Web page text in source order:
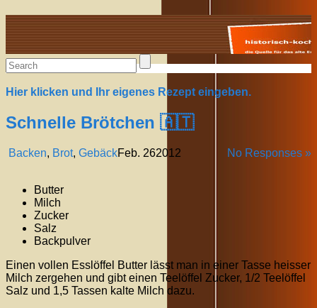
Alte Rezepte online
Hier klicken und Ihr eigenes Rezept eingeben.
Schnelle Brötchen 🇦🇹
Backen, Brot, Gebäck No Responses »
Feb. 262012
Butter
Milch
Zucker
Salz
Backpulver
Einen vollen Esslöffel Butter lässt man in einer Tasse heisser
Milch zergehen und gibt einen Teelöffel Zucker, 1/2 Teelöffel
Salz und 1,5 Tassen kalte Milch dazu.